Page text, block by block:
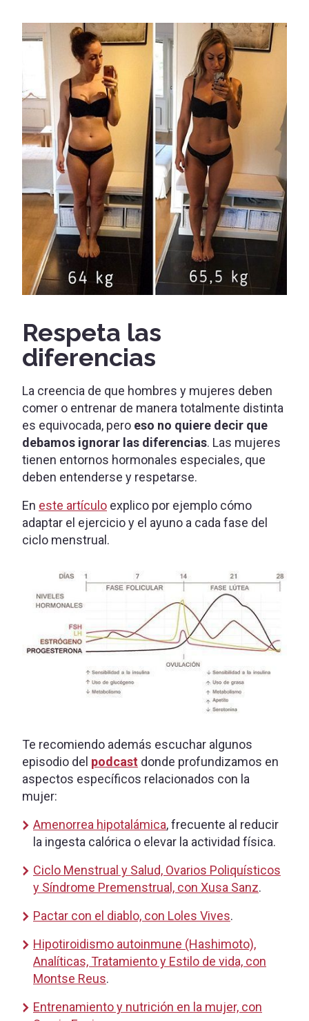
Respeta las
diferencias
La creencia de que hombres y mujeres deben
comer o entrenar de manera totalmente distinta
es equivocada, pero eso no quiere decir que
debamos ignorar las diferencias. Las mujeres
tienen entornos hormonales especiales, que
deben entenderse y respetarse.
En este artículo explico por ejemplo cómo
adaptar el ejercicio y el ayuno a cada fase del
ciclo menstrual.
Te recomiendo además escuchar algunos
episodio del podcast donde profundizamos en
aspectos específicos relacionados con la
mujer:
Amenorrea hipotalámica, frecuente al reducir
la ingesta calórica o elevar la actividad física.
Ciclo Menstrual y Salud, Ovarios Poliquísticos
y Síndrome Premenstrual, con Xusa Sanz.
Pactar con el diablo, con Loles Vives.
Hipotiroidismo autoinmune (Hashimoto),
Analíticas, Tratamiento y Estilo de vida, con
Montse Reus.
Entrenamiento y nutrición en la mujer, con